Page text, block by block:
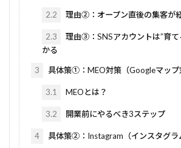
2.2 理由②：オープン直後の集客が
2.3
理由③：SNSアカウントは”育て
かる
3 具体策①：MEO対策（Googleマップ
3.1 MEOとは？
3.2 開業前にやるべき3ステップ
4 具体策②：Instagram（インスタグラ